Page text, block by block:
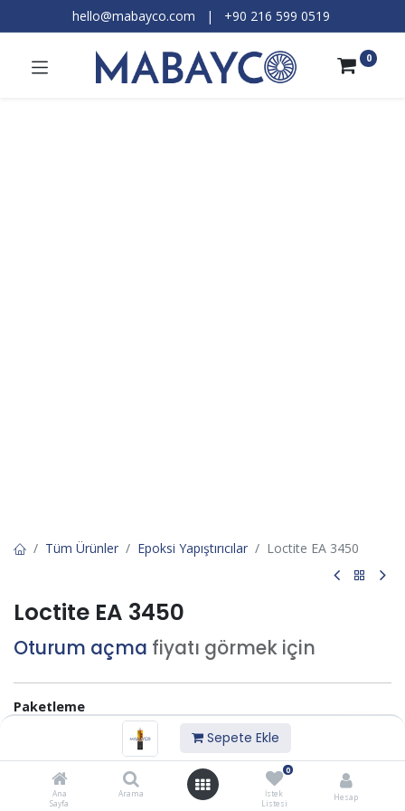
Sepete Ekle
Ana
Sayfa
Arama
0
İstek
Listesi
Hesap
hello@mabayco.com | +90 216 599 0519​
0
Tüm Ürünler Epoksi Yapıştırıcılar Loctite EA 3450
Loctite EA 3450
Oturum açma fiyatı görmek için
Paketleme
50 ML
İstek listesine ekle